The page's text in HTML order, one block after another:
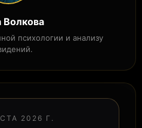
Волкова
психологии и анализу
2026 Г.